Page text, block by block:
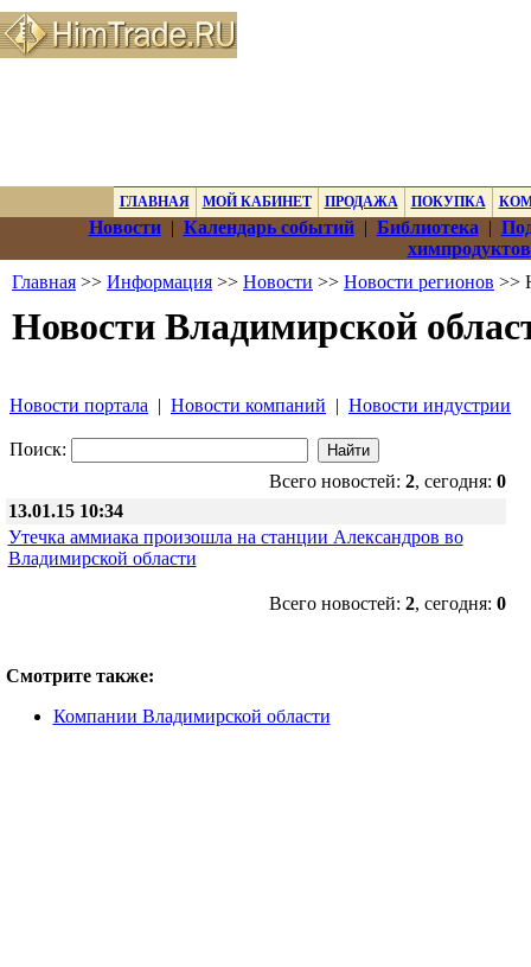
ГЛАВНАЯ МОЙ КАБИНЕТ ПРОДАЖА ПОКУПКА
Новости| Календарь событий| Библиотека |
химпродуктов
Главная >> Информация >> Новости >> Новости регионов >>
Новости Владимирской
Новости портала | Новости компаний | Новости индустрии
Поиск:
Всего новостей: 2, сегодня: 0
13.01.15 10:34
Утечка аммиака произошла на станции Александров во
Владимирской области
Всего новостей: 2, сегодня: 0
Смотрите также:
Компании Владимирской области